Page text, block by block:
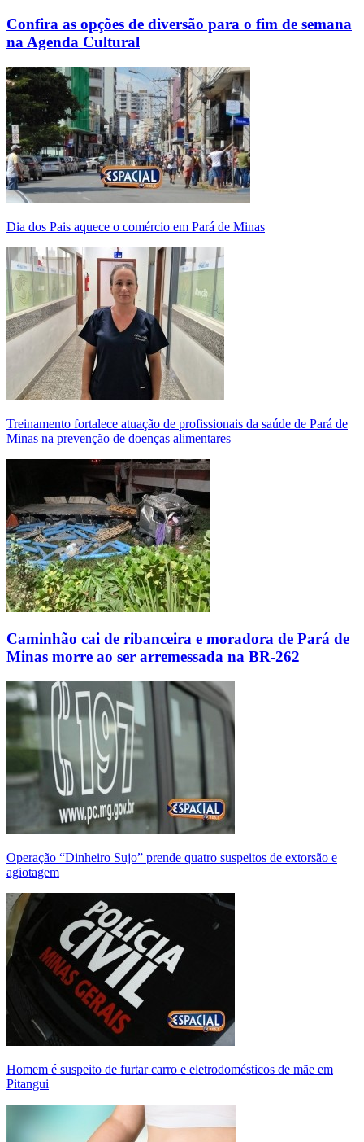
Confira as opções de diversão para o fim de semana
na Agenda Cultural
Dia dos Pais aquece o comércio em Pará de Minas
Treinamento fortalece atuação de profissionais da saúde de Pará de
Minas na prevenção de doenças alimentares
Caminhão cai de ribanceira e moradora de Pará de
Minas morre ao ser arremessada na BR-262
Operação “Dinheiro Sujo” prende quatro suspeitos de extorsão e
agiotagem
Homem é suspeito de furtar carro e eletrodomésticos de mãe em
Pitangui